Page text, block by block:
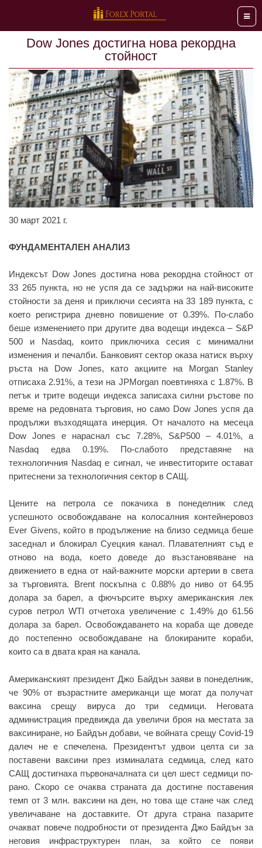
Меню
Dow Jones достигна нова рекордна
стойност
30 март 2021 г.
ФУНДАМЕНТАЛЕН АНАЛИЗ
Индексът Dow Jones достигна нова рекордна стойност от
33 265 пункта, но не успя да се задържи на най-високите
стойности за деня и приключи сесията на 33 189 пункта, с
което регистрира дневно повишение от 0.39%. По-слабо
беше изменението при другите два водещи индекса – S&P
500 и Nasdaq, които приключиха сесия с минимални
изменения и печалби. Банковият сектор оказа натиск върху
ръста на Dow Jones, като акциите на Morgan Stanley
отписаха 2.91%, а тези на JPMorgan поевтиняха с 1.87%. В
петък и трите водещи индекса записаха силни ръстове по
време на редовната търговия, но само Dow Jones успя да
продължи възходящата инерция. От началото на месеца
Dow Jones е нараснал със 7.28%, S&P500 – 4.01%, а
Nasdaq едва 0.19%. По-слабото представяне на
технологичния Nasdaq е сигнал, че инвеститорите остават
притеснени за технологичния сектор в САЩ.
Цените на петрола се покачиха в понеделник след
успешното освобождаване на колосалния контейнеровоз
Ever Givens, който в продължение на близо седмица беше
заседнал и блокирал Суецкия канал. Плавателният съд е
отново на вода, което доведе до възстановяване на
движението в една от най-важните морски артерии в света
за търговията. Brent поскъпна с 0.88% до ниво от 64.95
долара за барел, а фючърсите върху американския лек
суров петрол WTI отчетоха увеличение с 1.49% до 61.56
долара за барел. Освобождаването на кораба ще доведе
до постепенно освобождаване на блокираните кораби,
които са в двата края на канала.
Американският президент Джо Байдън заяви в понеделник,
че 90% от възрастните американци ще могат да получат
ваксина срещу вируса до три седмици. Неговата
администрация предвижда да увеличи броя на местата за
ваксиниране, но Байдън добави, че войната срещу Covid-19
далеч не е спечелена. Президентът удвои целта си за
поставени ваксини през изминалата седмица, след като
САЩ достигнаха първоначалната си цел шест седмици по-
рано. Скоро се очаква страната да достигне поставения
темп от 3 млн. ваксини на ден, но това ще стане чак след
увеличаване на доставките. От друга страна пазарите
очакват повече подробности от президента Джо Байдън за
неговия инфраструктурен план, за който се появи